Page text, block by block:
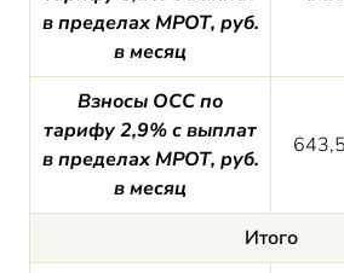
в пределах МРОТ, руб.
в месяц
Взносы ОСС по
тарифу 2,9% с выплат
в пределах МРОТ, руб.
в месяц
Итого